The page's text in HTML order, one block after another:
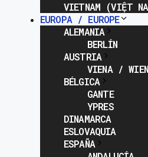
VIETNAM (VIỆT
EUROPA / EUROPE
ALEMANIA
BERLÍN
AUSTRIA
VIENA / WIEN
BÉLGICA
GANTE
YPRES
DINAMARCA
ESLOVAQUIA
ESPAÑA